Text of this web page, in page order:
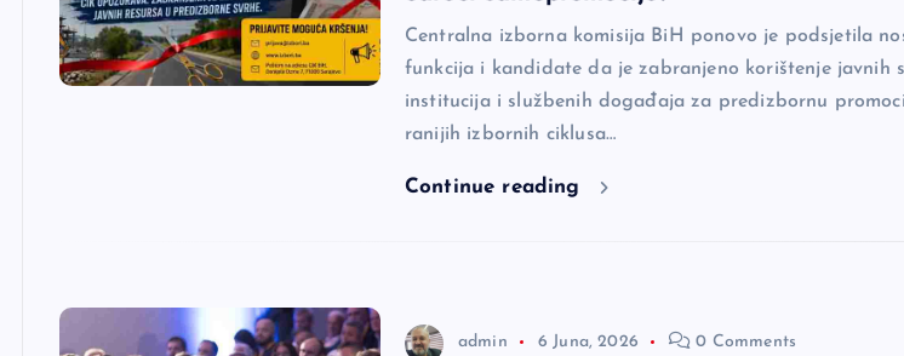
Centralna izborna komisija BiH ponovo je podsjetila
funkcija i kandidate da je zabranjeno korištenje javnih
institucija i službenih događaja za predizbornu
ranijih izbornih ciklusa…
Continue reading
admin 6 Juna, 2026 0 Comments